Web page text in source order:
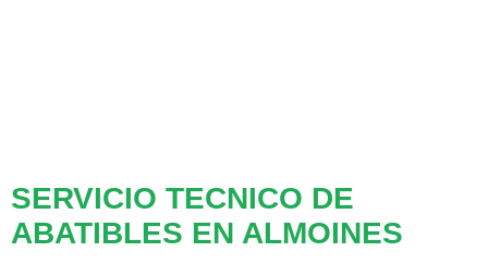
SERVICIO TECNICO DE
ABATIBLES EN ALMOINES